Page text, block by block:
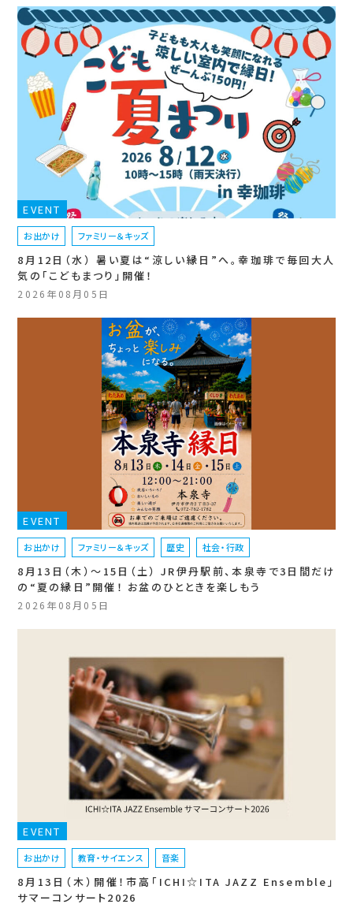
EVENT
お出かけ ファミリー＆キッズ
8月12日（水） 暑い夏は“涼しい縁日”へ。幸珈琲で毎回大人
気の「こどもまつり」開催！
2026年08月05日
EVENT
お出かけ ファミリー＆キッズ 歴史 社会・行政
8月13日（木）〜15日（土） JR伊丹駅前、本泉寺で3日間だけ
の“夏の縁日”開催！ お盆のひとときを楽しもう
2026年08月05日
EVENT
お出かけ 教育・サイエンス 音楽
8月13日（木）開催！市高「ICHI☆ITA JAZZ Ensemble」
サマーコンサート2026